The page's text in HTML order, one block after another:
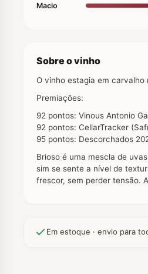
Macio
Sobre o vinho
O vinho estagia em
Premiações:
92 pontos: Vinous Antonio
92 pontos: CellarTracker
95 pontos: Descorchados
Brioso é uma mescla de
sim se sente a nível de
frescor, sem perder tensão.
Em estoque · envio para